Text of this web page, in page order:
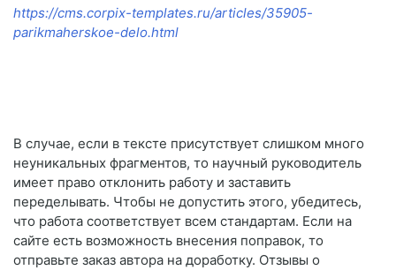
https://cms.corpix-templates.ru/articles/35905-
parikmaherskoe-delo.html
В случае, если в тексте присутствует слишком много
неуникальных фрагментов, то научный руководитель
имеет право отклонить работу и заставить
переделывать. Чтобы не допустить этого, убедитесь,
что работа соответствует всем стандартам. Если на
сайте есть возможность внесения поправок, то
отправьте заказ автора на доработку. Отзывы о